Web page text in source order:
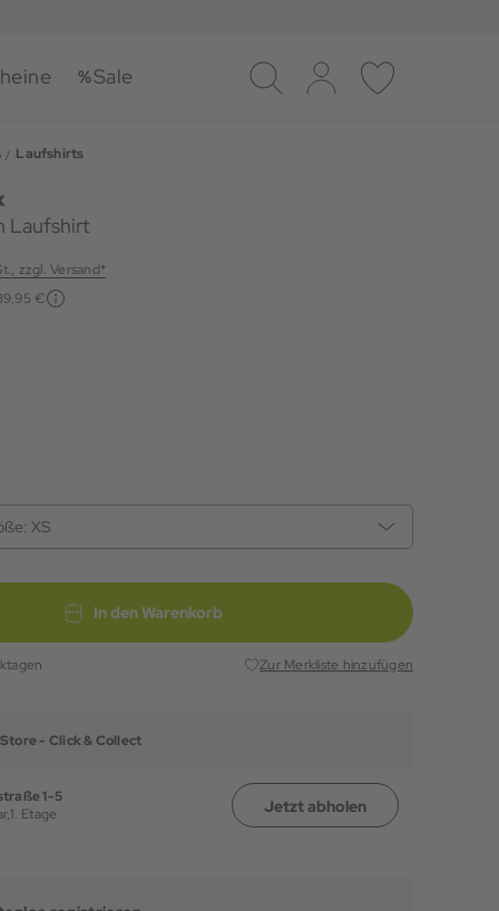
Sale
Suche Log-in Merkliste
Laufshirts
Laufshirt
zzgl. Versand*
€
XS
In den Warenkorb
Zur Merkliste hinzufügen
- Click & Collect
1-5
1. Etage Jetzt abholen